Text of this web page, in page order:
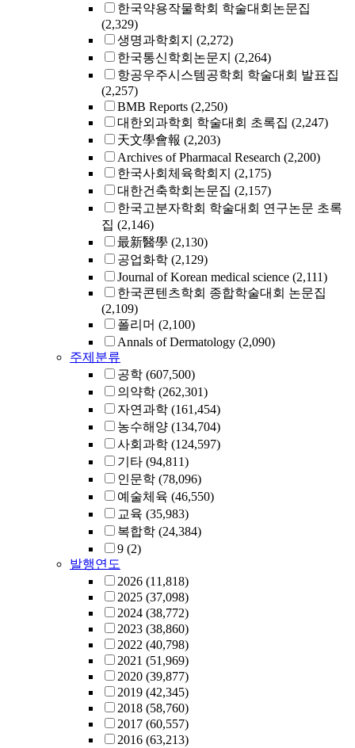
한국약용작물학회 학술대회논문집
(2,329)
생명과학회지 (2,272)
한국통신학회논문지 (2,264)
항공우주시스템공학회 학술대회 발표집
(2,257)
BMB Reports (2,250)
대한외과학회 학술대회 초록집 (2,247)
天文學會報 (2,203)
Archives of Pharmacal Research (2,200)
한국사회체육학회지 (2,175)
대한건축학회논문집 (2,157)
한국고분자학회 학술대회 연구논문 초록
집 (2,146)
最新醫學 (2,130)
공업화학 (2,129)
Journal of Korean medical science (2,111)
한국콘텐츠학회 종합학술대회 논문집
(2,109)
폴리머 (2,100)
Annals of Dermatology (2,090)
주제분류
공학 (607,500)
의약학 (262,301)
자연과학 (161,454)
농수해양 (134,704)
사회과학 (124,597)
기타 (94,811)
인문학 (78,096)
예술체육 (46,550)
교육 (35,983)
복합학 (24,384)
9 (2)
발행연도
2026 (11,818)
2025 (37,098)
2024 (38,772)
2023 (38,860)
2022 (40,798)
2021 (51,969)
2020 (39,877)
2019 (42,345)
2018 (58,760)
2017 (60,557)
2016 (63,213)